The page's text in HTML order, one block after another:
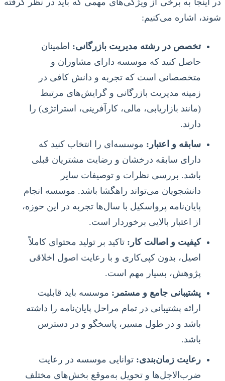
شوند، اشاره می‌کنیم:
تخصص در رشته مدیریت بازرگانی: اطمینان
حاصل کنید که موسسه دارای مشاوران و
متخصصانی است که تجربه و دانش کافی در
زمینه مدیریت بازرگانی و گرایش‌های مرتبط
(مانند بازاریابی، مالی، کارآفرینی، استراتژی) را
دارند.
سابقه و اعتبار: موسسه‌ای را انتخاب کنید که
دارای سابقه درخشان و رضایت مشتریان قبلی
باشد. بررسی نظرات و توصیفات سایر
دانشجویان می‌تواند راهگشا باشد. موسسه انجام
پایان‌نامه پرواسکیل با سال‌ها تجربه در این حوزه،
از اعتبار بالایی برخوردار است.
کیفیت و اصالت کار: تاکید بر تولید محتوای کاملاً
اصیل، بدون کپی‌کاری و با رعایت اصول اخلاقی
پژوهش، بسیار مهم است.
پشتیبانی جامع و مستمر: موسسه باید قابلیت
ارائه پشتیبانی در تمام مراحل پایان‌نامه را داشته
باشد و در طول مسیر، پاسخگو و در دسترس
باشد.
رعایت زمان‌بندی: توانایی موسسه در رعایت
ضرب‌الاجل‌ها و تحویل به‌موقع بخش‌های مختلف